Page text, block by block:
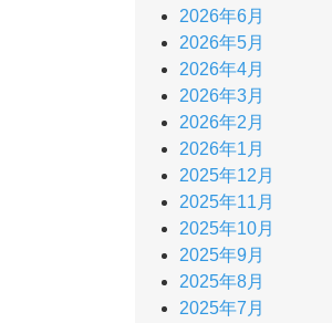
2026年6月
2026年5月
2026年4月
2026年3月
2026年2月
2026年1月
2025年12月
2025年11月
2025年10月
2025年9月
2025年8月
2025年7月